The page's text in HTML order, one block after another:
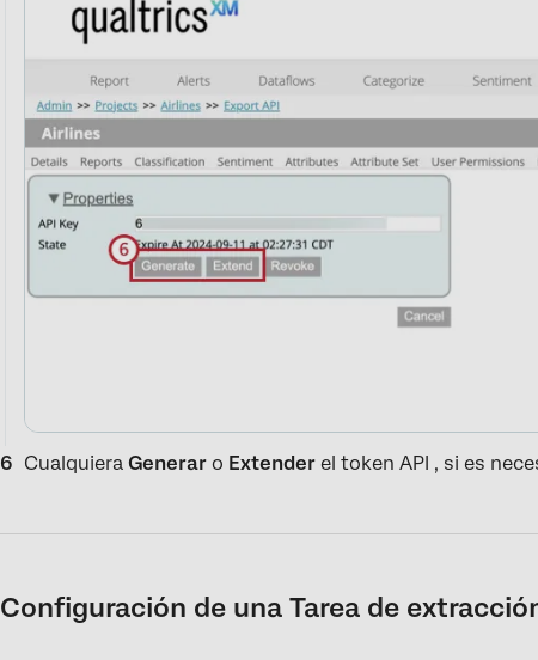
Cualquiera Generar o Extender el token API , si es
Configuración de una Tarea de